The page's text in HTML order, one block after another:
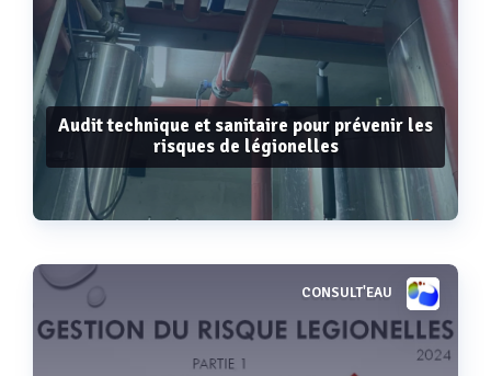
Audit technique et sanitaire pour prévenir les
risques de légionelles
CONSULT'EAU